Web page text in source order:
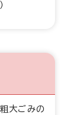
大ごみの